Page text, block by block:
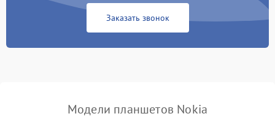
Заказать звонок
Модели планшетов Nokia